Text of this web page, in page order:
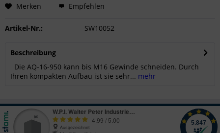
Merken Empfehlen
Artikel-Nr.: SW10052
Beschreibung
Die AQ-16-950 kann bis M16 Gewinde schneiden. Durch
Ihren kompakten Aufbau ist sie sehr... mehr